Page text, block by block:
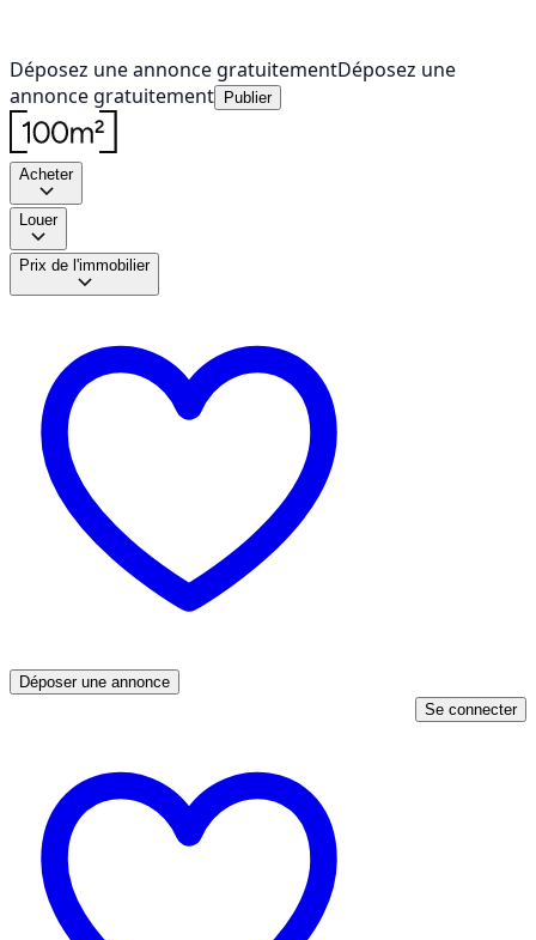
Déposez une annonce gratuitementDéposez une
annonce gratuitement
Publier
Acheter
Louer
Prix de l'immobilier
Déposer une annonce
Se connecter